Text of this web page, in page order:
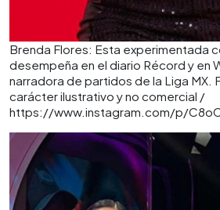
Brenda Flores: Esta experimentada
desempeña en el diario Récord y en
narradora de partidos de la Liga MX.
carácter ilustrativo y no comercial /
https://www.instagram.com/p/